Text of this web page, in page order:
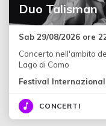
Duo Talisman
Sab 29/08/2026 ore
Concerto nell'ambito
Lago di Como
Festival
CONCERTI